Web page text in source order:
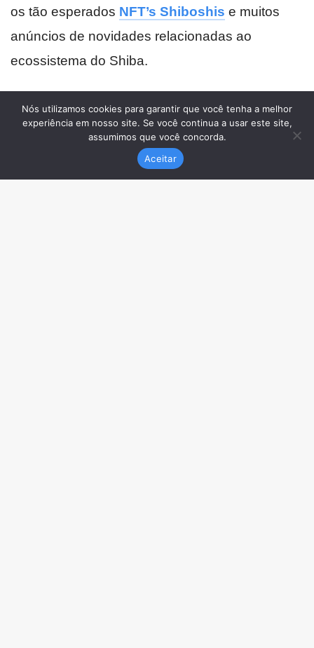
Nós utilizamos cookies para garantir que você tenha a melhor
experiência em nosso site. Se você continua a usar este site,
assumimos que você concorda.
Aceitar